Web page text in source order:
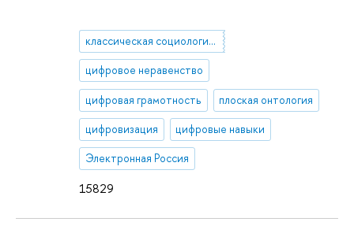
15829
классическая социологическая теория
цифровое неравенство
цифровая грамотность плоская онтология
цифровизация цифровые навыки
Электронная Россия